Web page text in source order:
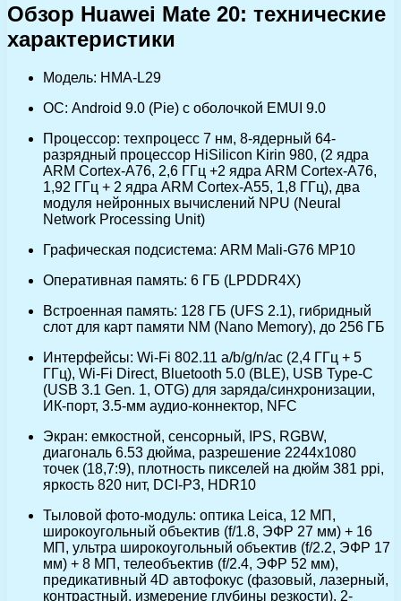
Обзор Huawei Mate 20: технические
характеристики
Модель: HMA-L29
ОС: Android 9.0 (Pie) с оболочкой EMUI 9.0
Процессор: техпроцесс 7 нм, 8-ядерный 64-
разрядный процессор HiSilicon Kirin 980, (2 ядра
ARM Cortex-A76, 2,6 ГГц +2 ядра ARM Cortex-A76,
1,92 ГГц + 2 ядра ARM Cortex-A55, 1,8 ГГц), два
модуля нейронных вычислений NPU (Neural
Network Processing Unit)
Графическая подсистема: ARM Mali-G76 MP10
Оперативная память: 6 ГБ (LPDDR4Х)
Встроенная память: 128 ГБ (UFS 2.1), гибридный
слот для карт памяти NM (Nano Memory), до 256 ГБ
Интерфейсы: Wi-Fi 802.11 a/b/g/n/ac (2,4 ГГц + 5
ГГц), Wi-Fi Direct, Bluetooth 5.0 (BLE), USB Type-C
(USB 3.1 Gen. 1, OTG) для заряда/синхронизации,
ИК-порт, 3.5-мм аудио-коннектор, NFC
Экран: емкостной, сенсорный, IPS, RGBW,
диагональ 6.53 дюйма, разрешение 2244х1080
точек (18,7:9), плотность пикселей на дюйм 381 ppi,
яркость 820 нит, DCI-P3, HDR10
Тыловой фото-модуль: оптика Leica, 12 МП,
широкоугольный объектив (f/1.8, ЭФР 27 мм) + 16
МП, ультра широкоугольный объектив (f/2.2, ЭФР 17
мм) + 8 МП, телеобъектив (f/2.4, ЭФР 52 мм),
предикативный 4D автофокус (фазовый, лазерный,
контрастный, измерение глубины резкости), 2-